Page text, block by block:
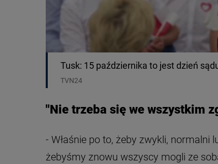
Tusk: 15 października to jest dzień
TVN24
"Nie trzeba się we wszystkim
- Właśnie po to, żeby zwykli, normalni
żebyśmy znowu wszyscy mogli ze